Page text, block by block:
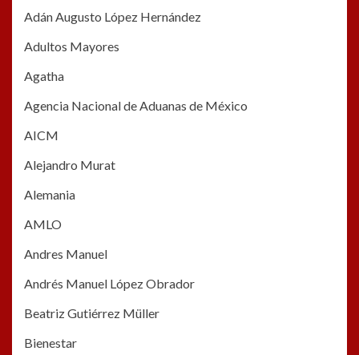
Adán Augusto López Hernández
Adultos Mayores
Agatha
Agencia Nacional de Aduanas de México
AICM
Alejandro Murat
Alemania
AMLO
Andres Manuel
Andrés Manuel López Obrador
Beatriz Gutiérrez Müller
Bienestar